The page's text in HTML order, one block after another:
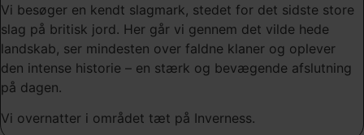
Vi besøger en kendt slagmark, stedet for det sidste store
slag på britisk jord. Her går vi gennem det vilde hede
landskab, ser mindesten over faldne klaner og oplever
den intense historie – en stærk og bevægende afslutning
på dagen.
Vi overnatter i området tæt på Inverness.